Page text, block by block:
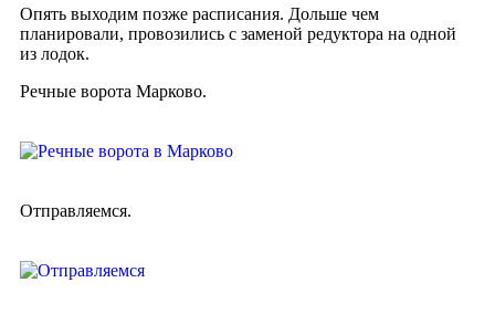
Опять выходим позже расписания. Дольше чем
планировали, провозились с заменой редуктора на одной
из лодок.
Речные ворота Марково.
Отправляемся.